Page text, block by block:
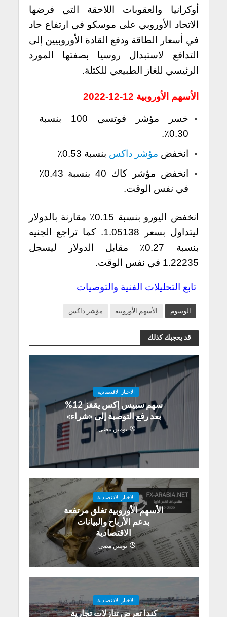
أوكرانيا والعقوبات اللاحقة التي فرضها
الاتحاد الأوروبي على موسكو في ارتفاع حاد
في أسعار الطاقة ودفع القادة الأوروبيين إلى
التدافع لاستبدال روسيا بصفتها المورد
الرئيسي للغاز الطبيعي للكتلة.
الأسهم الأوروبية 12-12-2022
خسر مؤشر فوتسي 100 بنسبة
0.30٪.
انخفض مؤشر داكس بنسبة 0.53٪
انخفض مؤشر كاك 40 بنسبة 0.43٪
في نفس الوقت.
انخفض اليورو بنسبة 0.15٪ مقارنة بالدولار
ليتداول بسعر 1.05138. كما تراجع الجنيه
بنسبة 0.27٪ مقابل الدولار ليسجل
1.22235 في نفس الوقت.
تابع التحليلات الفنية والتوصيات
الوسوم الأسهم الأوروبية مؤشر داكس
قد يعجبك كذلك
الاخبار الاقتصادية
سهم سبيس إكس يقفز 12%
بعد رفع التوصية إلى «شراء»
يومين مضى
الاخبار الاقتصادية
الأسهم الأوروبية تغلق مرتفعة
بدعم الأرباح والبيانات
الاقتصادية
يومين مضى
الاخبار الاقتصادية
كندا تعرض تنازلات تجارية